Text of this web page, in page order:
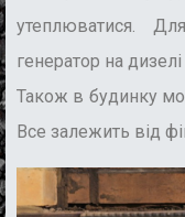
утеплюватися.
генератор на
Також в будинку
Все залежить від